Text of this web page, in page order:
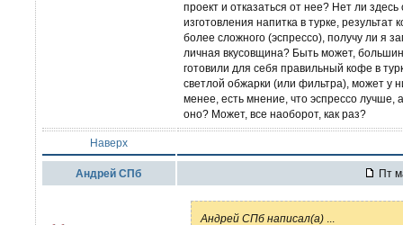
проект и отказаться от нее? Нет ли
изготовления напитка в турке,
более сложного (эспрессо), получу ли я
личная вкусовщина? Быть может,
готовили для себя правильный кофе в
светлой обжарки (или фильтра), может у
менее, есть мнение, что эспрессо
оно? Может, все наоборот, как раз?
Наверх
Андрей СПб Пт
Андрей СПб написал(а)